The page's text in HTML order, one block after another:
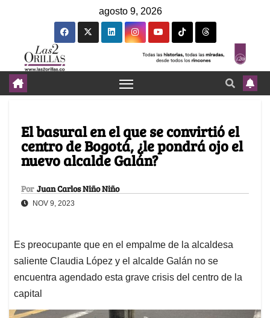
agosto 9, 2026
El basural en el que se convirtió el
centro de Bogotá, ¿le pondrá ojo el
nuevo alcalde Galán?
Por Juan Carlos Niño Niño
NOV 9, 2023
Es preocupante que en el empalme de la alcaldesa
saliente Claudia López y el alcalde Galán no se
encuentra agendado esta grave crisis del centro de la
capital